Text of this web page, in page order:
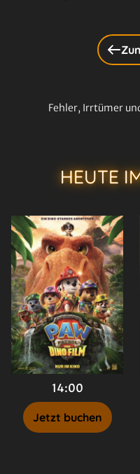
Fehler, Irrtümer
HEUTE
14:00
Jetzt buchen